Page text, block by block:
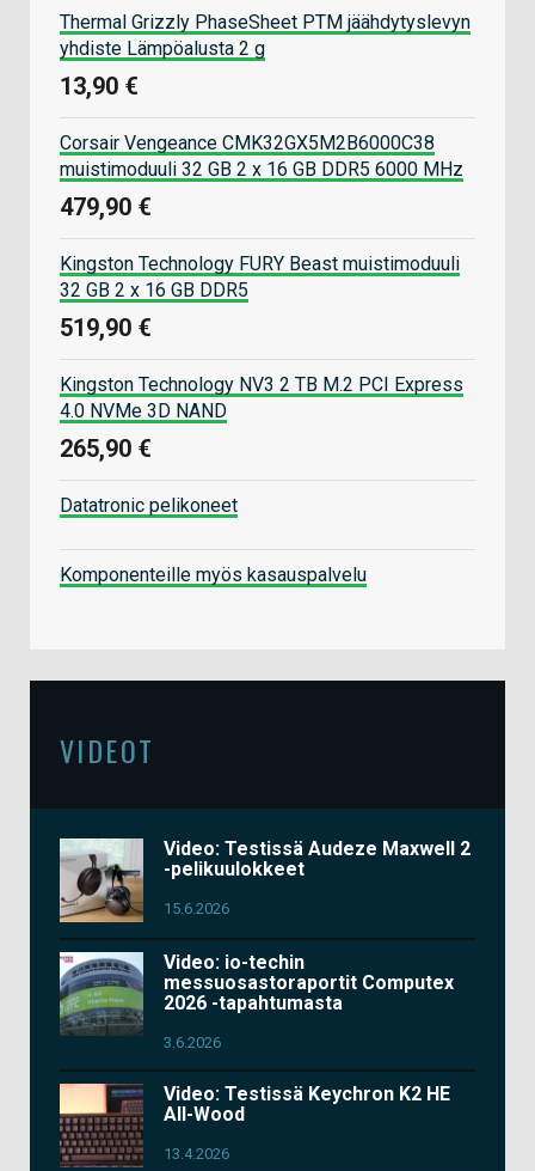
Thermal Grizzly PhaseSheet PTM jäähdytyslevyn
yhdiste Lämpöalusta 2 g
13,90 €
Corsair Vengeance CMK32GX5M2B6000C38
muistimoduuli 32 GB 2 x 16 GB DDR5 6000 MHz
479,90 €
Kingston Technology FURY Beast muistimoduuli
32 GB 2 x 16 GB DDR5
519,90 €
Kingston Technology NV3 2 TB M.2 PCI Express
4.0 NVMe 3D NAND
265,90 €
Datatronic pelikoneet
Komponenteille myös kasauspalvelu
VIDEOT
Video: Testissä Audeze Maxwell 2
-pelikuulokkeet
15.6.2026
Video: io-techin
messuosastoraportit Computex
2026 -tapahtumasta
3.6.2026
Video: Testissä Keychron K2 HE
All-Wood
13.4.2026